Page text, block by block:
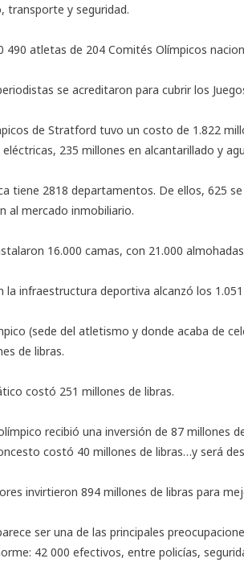
transporte y seguridad.
490 atletas de 204 Comités Olímpicos
se acreditaron para cubrir los
de Stratford tuvo un costo de 1.822
235 millones en alcantarillado y
tiene 2818 departamentos. De ellos, 625
al mercado inmobiliario.
16.000 camas, con 21.000
la infraestructura deportiva alcanzó los
(sede del atletismo y donde acaba de
de libras.
costó 251 millones de libras.
recibió una inversión de 87 millones
costó 40 millones de libras…y será
invirtieron 894 millones de libras para
ser una de las principales
42 000 efectivos, entre policías,